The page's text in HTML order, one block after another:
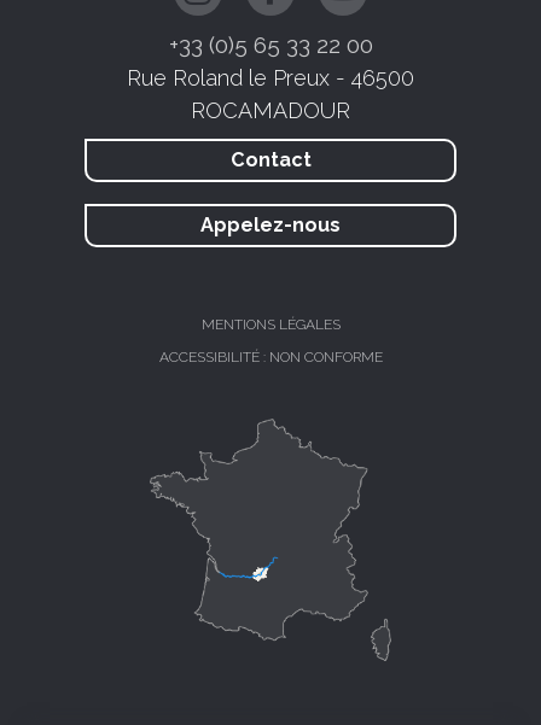
+33 (0)5 65 33 22 00
Rue Roland le Preux - 46500
ROCAMADOUR
Contact
Appelez-nous
MENTIONS LÉGALES
ACCESSIBILITÉ : NON CONFORME